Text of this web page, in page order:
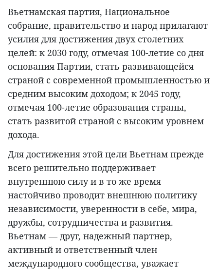
Вьетнамская партия, Национальное
собрание, правительство и народ прилагают
усилия для достижения двух столетних
целей: к 2030 году, отмечая 100-летие со дня
основания Партии, стать развивающейся
страной с современной промышленностью и
средним высоким доходом; к 2045 году,
отмечая 100-летие образования страны,
стать развитой страной с высоким уровнем
дохода.
Для достижения этой цели Вьетнам прежде
всего решительно поддерживает
внутреннюю силу и в то же время
настойчиво проводит внешнюю политику
независимости, уверенности в себе, мира,
дружбы, сотрудничества и развития.
Вьетнам — друг, надежный партнер,
активный и ответственный член
международного сообщества, уважает